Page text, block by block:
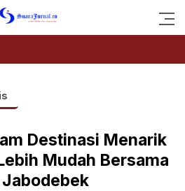
Destinasi Menarik
Mudah Bersama
Jabodebek